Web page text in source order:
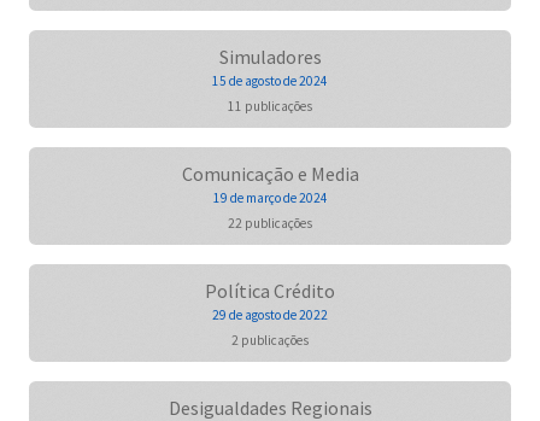
Simuladores
15 de agosto de 2024
11 publicações
Comunicação e Media
19 de março de 2024
22 publicações
Política Crédito
29 de agosto de 2022
2 publicações
Desigualdades Regionais